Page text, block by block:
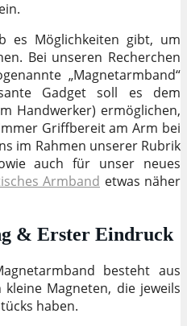
es Möglichkeiten gibt, um
Bei unseren Recherchen
„Magnetarmband“
Gadget soll es dem
Handwerker) ermöglichen,
Griffbereit am Arm bei
im Rahmen unserer Rubrik
auch für unser neues
Armband etwas näher
& Erster Eindruck
besteht aus
Magneten, die jeweils
haben.